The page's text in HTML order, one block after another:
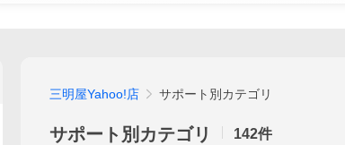
三明屋Yahoo!店 サポート別カテゴリ
サポート別カテゴリ 142件